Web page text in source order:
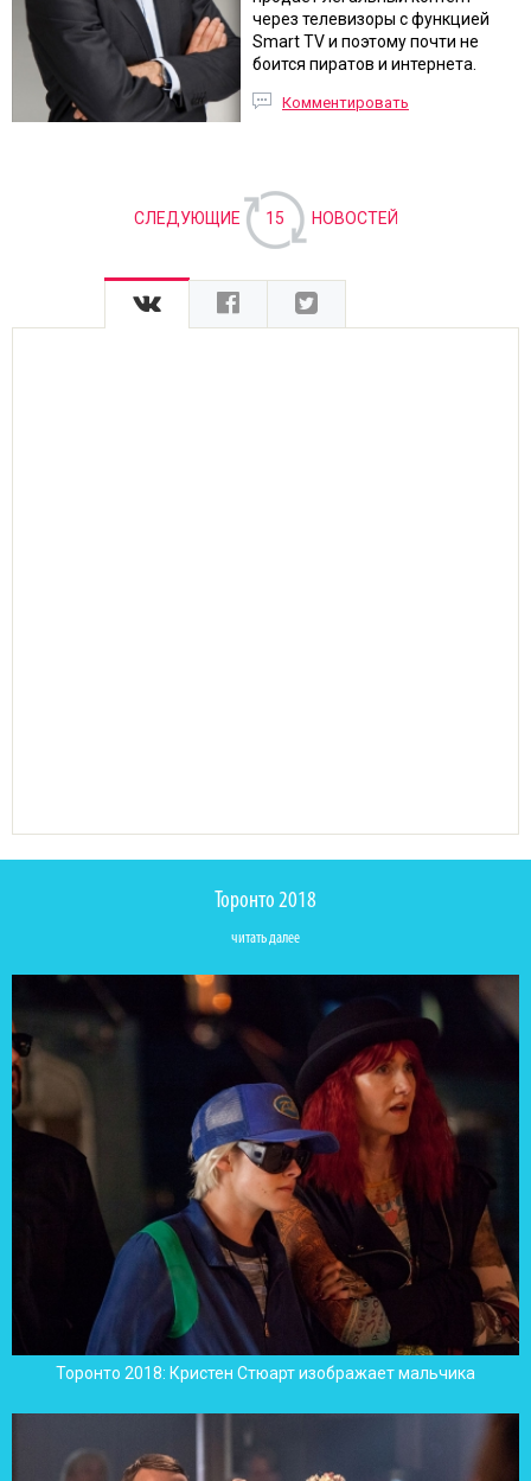
через телевизоры с функцией
Smart TV и поэтому почти не
боится пиратов и интернета.
Комментировать
СЛЕДУЮЩИЕ 15 НОВОСТЕЙ
Торонто 2018
читать далее
Торонто 2018: Кристен Стюарт изображает мальчика